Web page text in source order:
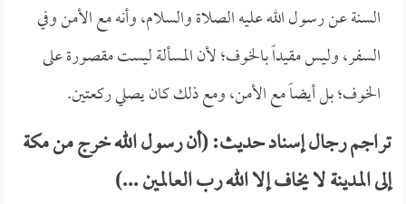
السنة عن رسول الله عليه الصلاة والسلام، وأنه مع الأمن وفي
السفر، وليس مقيداً بالخوف؛ لأن المسألة ليست مقصورة على
الخوف؛ بل أيضاً مع الأمن، ومع ذلك كان يصلي ركعتين.
تراجم رجال إسناد حديث: (أن رسول الله خرج من مكة
إلى المدينة لا يخاف إلا الله رب العالمين ...)